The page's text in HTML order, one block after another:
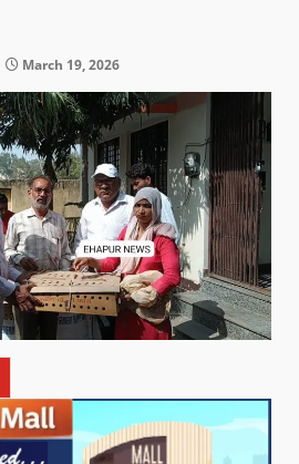
March 19, 2026